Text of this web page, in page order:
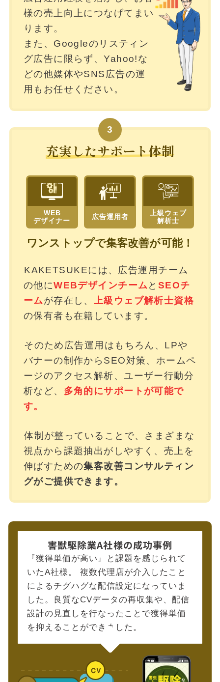
様の売上向上につなげてまい
ります。
また、Googleのリスティン
グ広告に限らず、Yahoo!な
どの他媒体やSNS広告の運
用もお任せください。
3
充実したサポート体制
WEB
デザイナー
広告運用者
上級ウェブ
解析士
ワンストップで集客改善が可能！
KAKETSUKEには、広告運用チーム
の他にWEBデザインチーム と SEOチ
ームが存在し、 上級ウェブ解析士資格
の保有者も在籍しています。
そのため広告運用はもちろん、LPや
バナーの制作からSEO対策、ホームペ
ージのアクセス解析、ユーザー行動分
析など、 多角的にサポートが可能で
す。
体制が整っていることで、さまざまな
視点から課題抽出がしやすく、売上を
伸ばすための集客改善コンサルティン
グがご提供できます。
害獣駆除業A社様の成功事例
『獲得単価が高い』と課題を感じられて
いたA社様。
複数代理店が介入したこと
によるチグハグな配信設定になっていま
した。良質なCVデータの再収集や、配信
設計の見直しを行なったことで獲得単価
を抑えることができました。